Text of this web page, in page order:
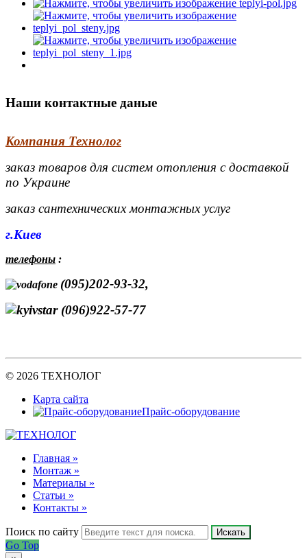
Наши контактные даные
Компания Технолог
заказ товаров для систем отопления с доставкой
по Украине
заказ сантехнических монтажных услуг
г.Киев
телефоны :
(095)202-93-32,
(096)922-57-77
© 2026 ТЕХНОЛОГ
Карта сайта
Прайс-оборудование
Главная »
Монтаж »
Материалы »
Статьи »
Контакты »
Поиск по сайту Искать
Go Top